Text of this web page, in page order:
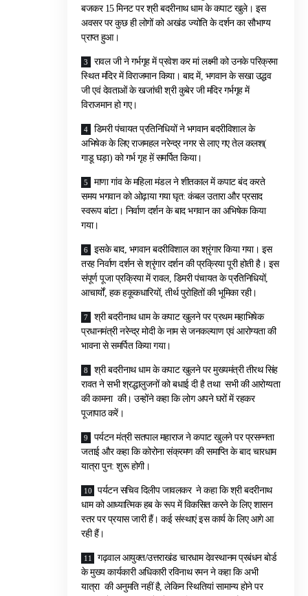
बजकर 15 मिनट पर श्री बदरीनाथ धाम के कपाट खुले। इस
अवसर पर कुछ ही लोगों को अखंड ज्योति के दर्शन का सौभाग्य
प्राप्त हुआ।
रावल जी ने गर्भगृह में प्रवेश कर मां लक्ष्मी को उनके परिक्रमा
स्थित मंदिर में विराजमान किया। बाद में, भगवान के सखा उद्धव
जी एवं देवताओं के खजांची श्री कुबेर जी मंदिर गर्भगृह में
विराजमान हो गए।
डिमरी पंचायत प्रतिनिधियों ने भगवान बदरीविशाल के
अभिषेक के लिए राजमहल नरेन्द्र नगर से लाए गए तेल कलश(
गाडू घड़ा) को गर्भ गृह मे़ं समर्पित किया।
माणा गांव के महिला मंडल ने शीतकाल में कपाट बंद करते
समय भगवान को ओढ़ाया गया घृत: कंबल उतारा और प्रसाद
स्वरूप बांटा। निर्वाण दर्शन के बाद भगवान का अभिषेक किया
गया।
इसके बाद, भगवान बदरीविशाल का श्रृंगार किया गया। इस
तरह निर्वाण दर्शन से श्रृंगार दर्शन की प्रक्रिया पूरी होती है। इस
संपूर्ण पूजा प्रक्रिया में रावल, डिमरी पंचायत के प्रतिनिधियों,
आचार्यों, हक हकूकधारियों, तीर्थ पुरोहितों की भूमिका रही।
श्री बदरीनाथ धाम के कपाट खुलने पर प्रथम महाभिषेक
प्रधानमंत्री नरेन्द्र मोदी के नाम से जनकल्याण एवं आरोग्यता की
भावना से समर्पित किया गया।
श्री बदरीनाथ धाम के कपाट खुलने पर मुख्यमंत्री तीरथ सिंह
रावत ने सभी श्रद्धालुजनों को बधाई दी है तथा सभी की आरोग्यता
की कामना की। उन्होंने कहा कि लोग अपने घरों में रहकर
पूजापाठ करें।
पर्यटन मंत्री सतपाल महाराज ने कपाट खुलने पर प्रसन्नता
जताई और कहा कि कोरोना संक्रमण की समाप्ति के बाद चारधाम
यात्रा पुन: शुरू होगी।
पर्यटन सचिव दिलीप जावलकर ने कहा कि श्री बदरीनाथ
धाम को आध्यात्मिक हब के रूप में विकसित करने के लिए शासन
स्तर पर प्रयास जारी हैं। कई संस्थाएं इस कार्य के लिए आगे आ
रही हैं।
गढ़वाल आयुक्त/उत्तराखंड चारधाम देवस्थानम प्रबंधन बोर्ड
के मुख्य कार्यकारी अधिकारी रविनाथ रमन ने कहा कि अभी
यात्रा की अनुमति नहीं है, लेकिन स्थितियां सामान्य होने पर